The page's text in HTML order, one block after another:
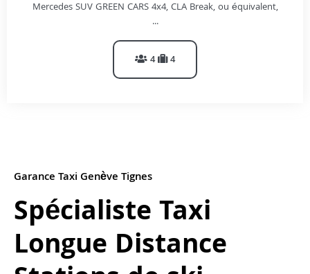
Mercedes SUV GREEN CARS 4x4, CLA Break, ou équivalent,
...
4 4
Garance Taxi Genève Tignes
Spécialiste Taxi
Longue Distance